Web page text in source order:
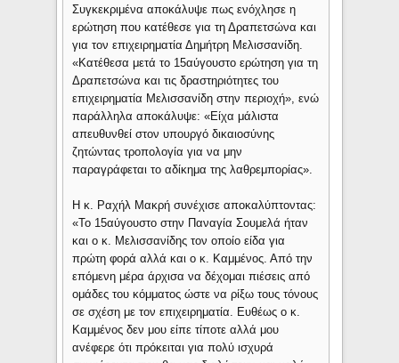
Συγκεκριμένα αποκάλυψε πως ενόχλησε η
ερώτηση που κατέθεσε για τη Δραπετσώνα και
για τον επιχειρηματία Δημήτρη Μελισσανίδη.
«Κατέθεσα μετά το 15αύγουστο ερώτηση για τη
Δραπετσώνα και τις δραστηριότητες του
επιχειρηματία Μελισσανίδη στην περιοχή», ενώ
παράλληλα αποκάλυψε: «Είχα μάλιστα
απευθυνθεί στον υπουργό δικαιοσύνης
ζητώντας τροπολογία για να μην
παραγράφεται το αδίκημα της λαθρεμπορίας».
Η κ. Ραχήλ Μακρή συνέχισε αποκαλύπτοντας:
«Το 15αύγουστο στην Παναγία Σουμελά ήταν
και ο κ. Μελισσανίδης τον οποίο είδα για
πρώτη φορά αλλά και ο κ. Καμμένος. Από την
επόμενη μέρα άρχισα να δέχομαι πιέσεις από
ομάδες του κόμματος ώστε να ρίξω τους τόνους
σε σχέση με τον επιχειρηματία. Ευθέως ο κ.
Καμμένος δεν μου είπε τίποτε αλλά μου
ανέφερε ότι πρόκειται για πολύ ισχυρά